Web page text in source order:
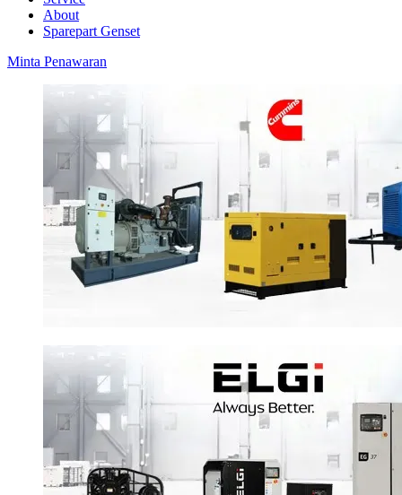
About
Sparepart Genset
Minta Penawaran